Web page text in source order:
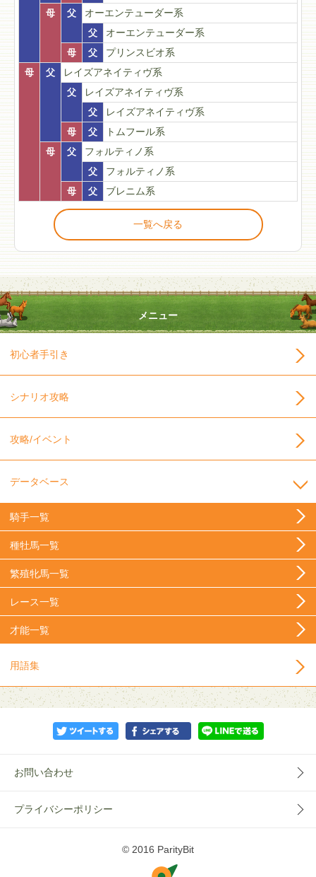
母
父
オーエンテューダー系
父
オーエンテューダー系
母
父
プリンスビオ系
母
父
レイズアネイティヴ系
父
レイズアネイティヴ系
父
レイズアネイティヴ系
母
父
トムフール系
母
父
フォルティノ系
父
フォルティノ系
母
父 ブレニム系
一覧へ戻る
メニュー
初心者手引き
シナリオ攻略
攻略/イベント
データベース
騎手一覧
種牡馬一覧
繁殖牝馬一覧
レース一覧
才能一覧
用語集
お問い合わせ
プライバシーポリシー
© 2016 ParityBit